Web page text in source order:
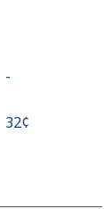
-
⁦32¢⁩